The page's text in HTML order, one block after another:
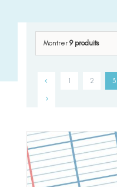
Montrer 9 produits
1 2 3